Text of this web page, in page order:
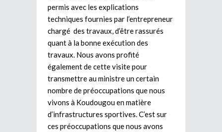
permis avec les explications
techniques fournies par l’entrepreneur
chargé des travaux, d’être rassurés
quant à la bonne exécution des
travaux. Nous avons profité
également de cette visite pour
transmettre au ministre un certain
nombre de préoccupations que nous
vivons à Koudougou en matière
d’infrastructures sportives. C’est sur
ces préoccupations que nous avons